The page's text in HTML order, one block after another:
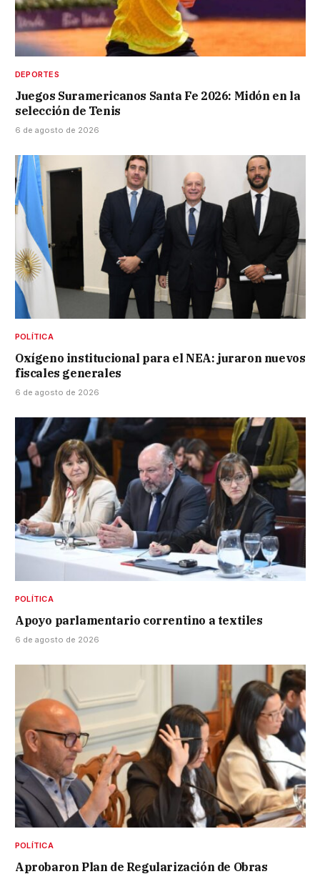
DEPORTES
Juegos Suramericanos Santa Fe 2026: Midón en la
selección de Tenis
6 de agosto de 2026
POLÍTICA
Oxígeno institucional para el NEA: juraron nuevos
fiscales generales
6 de agosto de 2026
POLÍTICA
Apoyo parlamentario correntino a textiles
6 de agosto de 2026
POLÍTICA
Aprobaron Plan de Regularización de Obras